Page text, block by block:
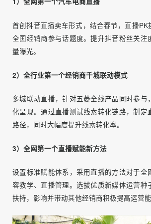
▌创意阐述
首创抖音直播卖车形式，结合春节，直
全国经销商参与话题度。提升抖音粉丝
量曝光。